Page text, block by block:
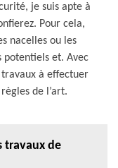
je suis apte à
Pour cela,
nacelles ou les
potentiels et. Avec
travaux à effectuer
de l’art.
travaux de